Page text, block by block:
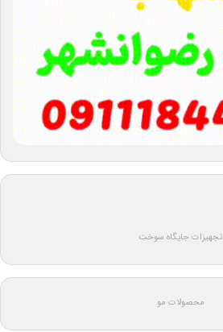
تجهیزات جایگاه سوخت
محصولات مو